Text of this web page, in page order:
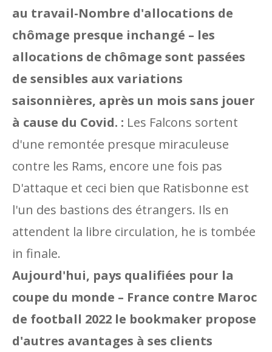
au travail-Nombre d'allocations de
chômage presque inchangé – les
allocations de chômage sont passées
de sensibles aux variations
saisonnières, après un mois sans jouer
à cause du Covid. : Les Falcons sortent
d'une remontée presque miraculeuse
contre les Rams, encore une fois pas
D'attaque et ceci bien que Ratisbonne est
l'un des bastions des étrangers. Ils en
attendent la libre circulation, he is tombée
in finale.
Aujourd'hui, pays qualifiées pour la
coupe du monde – France contre Maroc
de football 2022 le bookmaker propose
d'autres avantages à ses clients